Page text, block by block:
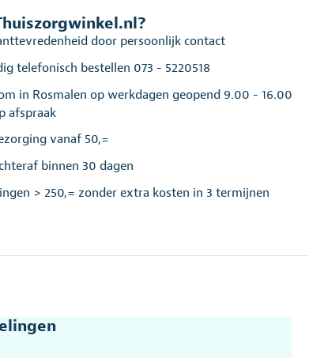
door persoonlijk contact
telefonisch bestellen 073 - 5220518
in Rosmalen op werkdagen geopend 9.00 - 16.00
afspraak
vanaf 50,=
binnen 30 dagen
> 250,= zonder extra kosten in 3 termijnen